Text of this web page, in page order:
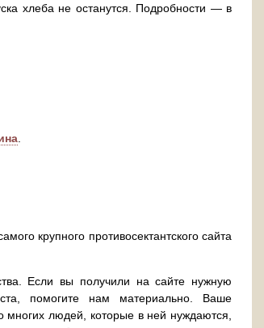
хлеба не останутся. Подробности — в
крупного противосектантского сайта
Если вы получили на сайте нужную
помогите нам материально. Ваше
людей, которые в ней нуждаются,